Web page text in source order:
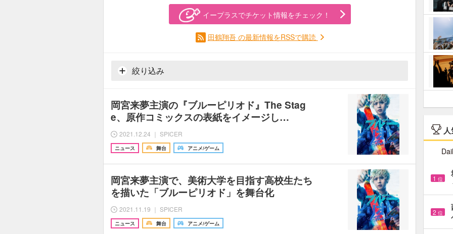
イープラスでチケット情報をチェック！
田鶴翔吾 の最新情報をRSSで購読
絞り込み
岡宮来夢主演の『ブルーピリオド』The Stag
e、原作コミックスの表紙をイメージし…
2021.12.24 ｜ SPICER
ニュース 舞台 アニメ/ゲーム
岡宮来夢主演で、美術大学を目指す高校生たち
を描いた「ブルーピリオド」を舞台化
2021.11.19 ｜ SPICER
ニュース 舞台 アニメ/ゲーム
1 位
2 位